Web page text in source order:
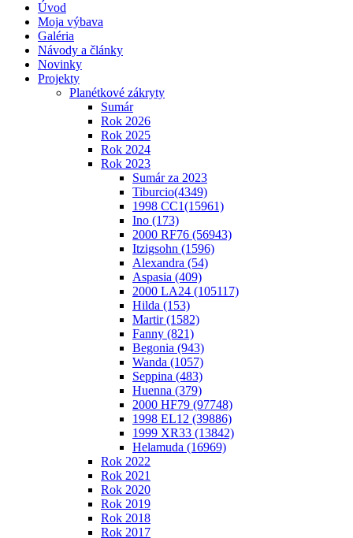
Úvod
Moja výbava
Galéria
Návody a články
Novinky
Projekty
Planétkové zákryty
Sumár
Rok 2026
Rok 2025
Rok 2024
Rok 2023
Sumár za 2023
Tiburcio(4349)
1998 CC1(15961)
Ino (173)
2000 RF76 (56943)
Itzigsohn (1596)
Alexandra (54)
Aspasia (409)
2000 LA24 (105117)
Hilda (153)
Martir (1582)
Fanny (821)
Begonia (943)
Wanda (1057)
Seppina (483)
Huenna (379)
2000 HF79 (97748)
1998 EL12 (39886)
1999 XR33 (13842)
Helamuda (16969)
Rok 2022
Rok 2021
Rok 2020
Rok 2019
Rok 2018
Rok 2017